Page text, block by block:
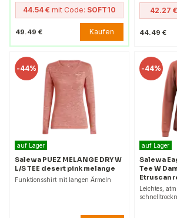
44.54 € mit Code: SOFT10
49.49 € Kaufen
42.27 €
44.49 €
-44%
auf Lager
Salewa PUEZ MELANGE DRY W
L/S TEE desert pink melange
Funktionsshirt mit langen Ärmeln
-44%
auf Lager
Salewa
Tee W
Etruscan
Leichtes,